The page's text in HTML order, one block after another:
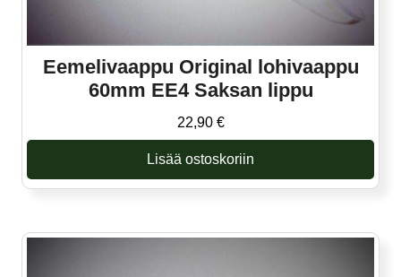
Eemelivaappu Original lohivaappu
60mm EE4 Saksan lippu
22,90 €
Lisää ostoskoriin